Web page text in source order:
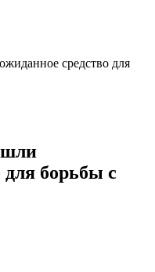
средство для
для борьбы с